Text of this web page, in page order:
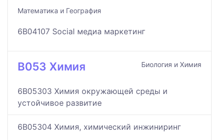
Математика и География
6B04107 Social медиа маркетинг
B053 Химия Биология и Химия
6B05303 Химия окружающей среды и
устойчивое развитие
6B05304 Химия, химический инжиниринг